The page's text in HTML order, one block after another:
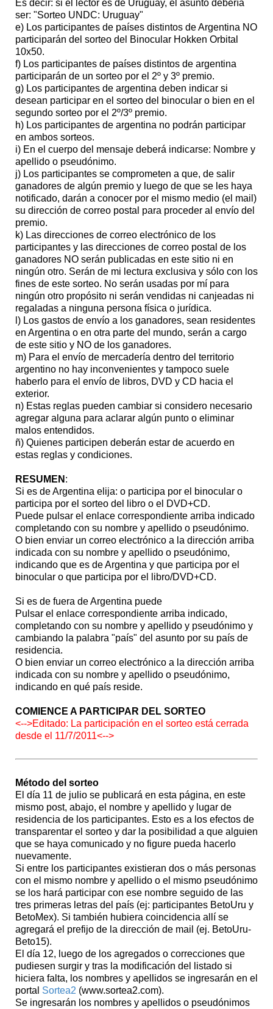
Es decir: si el lector es de Uruguay, el asunto debería
ser: "Sorteo UNDC: Uruguay"
e) Los participantes de países distintos de Argentina NO
participarán del sorteo del Binocular Hokken Orbital
10x50.
f) Los participantes de países distintos de argentina
participarán de un sorteo por el 2º y 3º premio.
g) Los participantes de argentina deben indicar si
desean participar en el sorteo del binocular o bien en el
segundo sorteo por el 2º/3º premio.
h) Los participantes de argentina no podrán participar
en ambos sorteos.
i) En el cuerpo del mensaje deberá indicarse: Nombre y
apellido o pseudónimo.
j) Los participantes se comprometen a que, de salir
ganadores de algún premio y luego de que se les haya
notificado, darán a conocer por el mismo medio (el mail)
su dirección de correo postal para proceder al envío del
premio.
k) Las direcciones de correo electrónico de los
participantes y las direcciones de correo postal de los
ganadores NO serán publicadas en este sitio ni en
ningún otro. Serán de mi lectura exclusiva y sólo con los
fines de este sorteo. No serán usadas por mí para
ningún otro propósito ni serán vendidas ni canjeadas ni
regaladas a ninguna persona física o jurídica.
l) Los gastos de envío a los ganadores, sean residentes
en Argentina o en otra parte del mundo, serán a cargo
de este sitio y NO de los ganadores.
m) Para el envío de mercadería dentro del territorio
argentino no hay inconvenientes y tampoco suele
haberlo para el envío de libros, DVD y CD hacia el
exterior.
n) Estas reglas pueden cambiar si considero necesario
agregar alguna para aclarar algún punto o eliminar
malos entendidos.
ñ) Quienes participen deberán estar de acuerdo en
estas reglas y condiciones.
RESUMEN :
Si es de Argentina elija: o participa por el binocular o
participa por el sorteo del libro o el DVD+CD.
Puede pulsar el enlace correspondiente arriba indicado
completando con su nombre y apellido o pseudónimo.
O bien enviar un correo electrónico a la dirección arriba
indicada con su nombre y apellido o pseudónimo,
indicando que es de Argentina y que participa por el
binocular o que participa por el libro/DVD+CD.
Si es de fuera de Argentina puede
Pulsar el enlace correspondiente arriba indicado,
completando con su nombre y apellido y pseudónimo y
cambiando la palabra "país" del asunto por su país de
residencia.
O bien enviar un correo electrónico a la dirección arriba
indicada con su nombre y apellido o pseudónimo,
indicando en qué país reside.
COMIENCE A PARTICIPAR DEL SORTEO
<-->Editado: La participación en el sorteo está cerrada
desde el 11/7/2011<-->
Método del sorteo
El día 11 de julio se publicará en esta página, en este
mismo post, abajo, el nombre y apellido y lugar de
residencia de los participantes. Esto es a los efectos de
transparentar el sorteo y dar la posibilidad a que alguien
que se haya comunicado y no figure pueda hacerlo
nuevamente.
Si entre los participantes existieran dos o más personas
con el mismo nombre y apellido o el mismo pseudónimo
se los hará participar con ese nombre seguido de las
tres primeras letras del país (ej: participantes BetoUru y
BetoMex). Si también hubiera coincidencia allí se
agregará el prefijo de la dirección de mail (ej. BetoUru-
Beto15).
El día 12, luego de los agregados o correcciones que
pudiesen surgir y tras la modificación del listado si
hiciera falta, los nombres y apellidos se ingresarán en el
portal Sortea2 (www.sortea2.com).
Se ingresarán los nombres y apellidos o pseudónimos